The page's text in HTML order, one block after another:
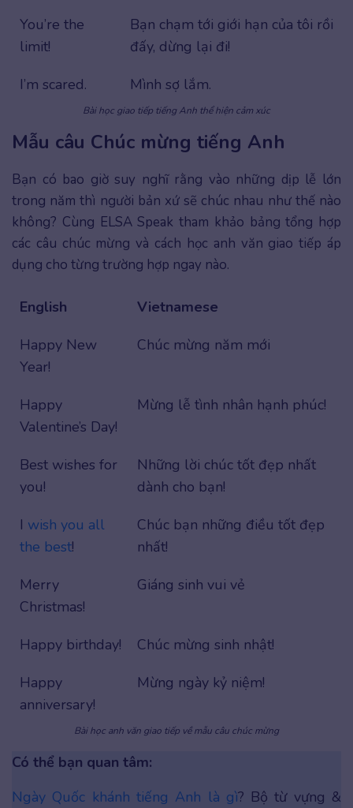
You’re the
limit!
Bạn chạm tới giới hạn của tôi rồi
đấy, dừng lại đi!
I’m scared.
Mình sợ lắm.
Bài học giao tiếp tiếng Anh thể hiện cảm xúc
Mẫu câu Chúc mừng tiếng Anh
Bạn có bao giờ suy nghĩ rằng vào những dịp lễ lớn
trong năm thì người bản xứ sẽ chúc nhau như thế nào
không? Cùng ELSA Speak tham khảo bảng tổng hợp
các câu chúc mừng và cách học anh văn giao tiếp áp
dụng cho từng trường hợp ngay nào.
English
Vietnamese
Happy New
Year!
Chúc mừng năm mới
Happy
Valentine’s Day!
Mừng lễ tình nhân hạnh phúc!
Best wishes for
you!
Những lời chúc tốt đẹp nhất
dành cho bạn!
I wish you all
the best!
Chúc bạn những điều tốt đẹp
nhất!
Merry
Christmas!
Giáng sinh vui vẻ
Happy birthday!
Chúc mừng sinh nhật!
Happy
anniversary!
Mừng ngày kỷ niệm!
Bài học anh văn giao tiếp về mẫu câu chúc mừng
Có thể bạn quan tâm:
Ngày Quốc khánh tiếng Anh là gì? Bộ từ vựng &